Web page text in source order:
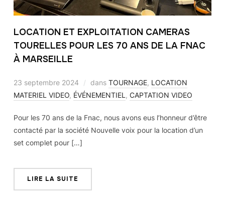
LOCATION ET EXPLOITATION CAMERAS
TOURELLES POUR LES 70 ANS DE LA FNAC
À MARSEILLE
23 septembre 2024 dans TOURNAGE, LOCATION
MATERIEL VIDEO, ÉVÉNEMENTIEL , CAPTATION VIDEO
Pour les 70 ans de la Fnac, nous avons eus l’honneur d’être
contacté par la société Nouvelle voix pour la location d’un
set complet pour […]
LIRE LA SUITE